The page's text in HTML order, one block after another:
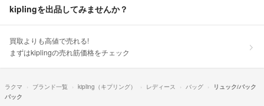
kiplingを出品してみませんか？
買取よりも高値で売れる!
まずはkiplingの売れ筋価格をチェック
ラクマ ブランド一覧 kipling（キプリング） レディース バッグ
リュック/バック
パック